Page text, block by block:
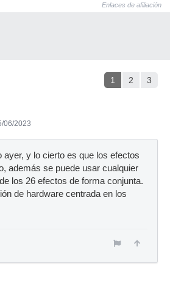
Enlaces de afiliación
1 2 3
06/2023
ayer, y lo cierto es que los efectos
además se puede usar cualquier
los 26 efectos de forma conjunta.
de hardware centrada en los